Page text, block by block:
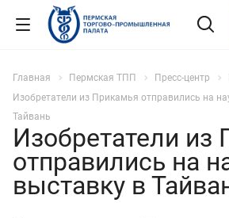
Главная Пермская ТПП Пресс-центр
Изобретатели из Прикамья отправились на
Тайвань
Изобретатели из
отправились на
выставку в